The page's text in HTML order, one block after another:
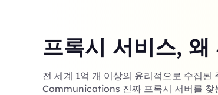
프록시 서비스, 왜
전 세계 1억 개 이상의 윤리적으로 수집
Communications 진짜 프록시 서버를 찾